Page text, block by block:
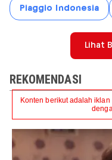
Piaggio Indonesia
Lihat